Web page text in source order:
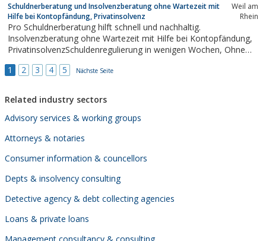
Vergleichen mit Ihren Gläubigern. Ebenso die Durchführung von
Verbraucher- und...
Schuldnerberatung und Insolvenzberatung ohne Wartezeit mit
Hilfe bei Kontopfändung, Privatinsolvenz
Weil am
Rhein
Pro Schuldnerberatung hilft schnell und nachhaltig.
Insolvenzberatung ohne Wartezeit mit Hilfe bei Kontopfändung,
PrivatinsolvenzSchuldenregulierung in wenigen Wochen, Ohne
1 2 3 4 5 Nächste Seite
Related industry sectors
Advisory services & working groups
Attorneys & notaries
Consumer information & councellors
Depts & insolvency consulting
Detective agency & debt collecting agencies
Loans & private loans